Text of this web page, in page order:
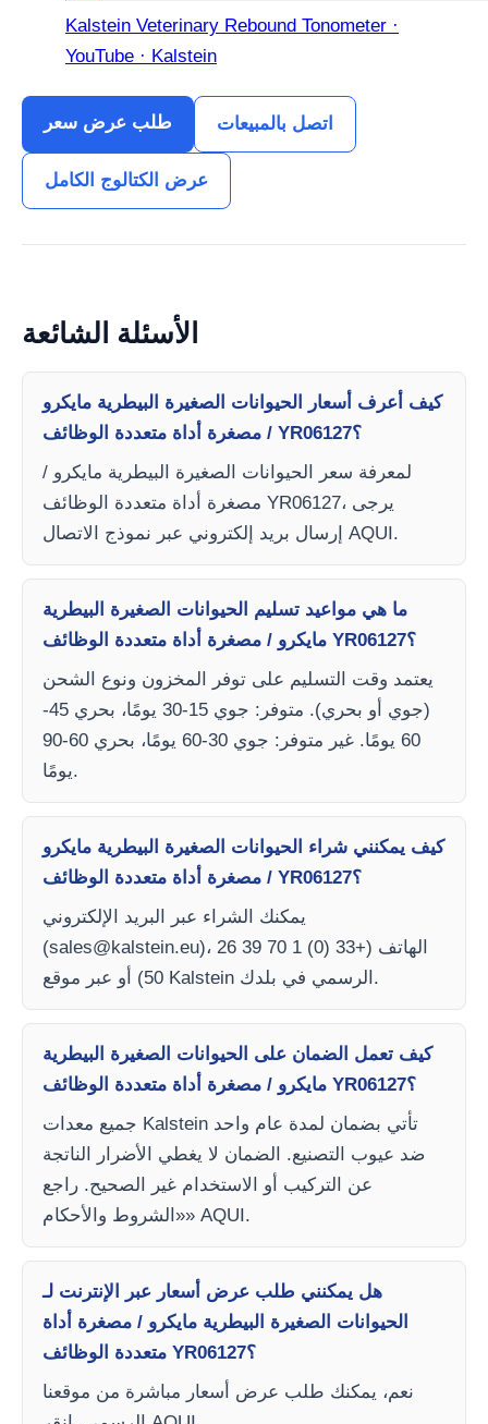
Kalstein Veterinary Rebound Tonometer ·
YouTube · Kalstein
طلب عرض سعر اتصل بالمبيعات
عرض الكتالوج الكامل
الأسئلة الشائعة
كيف أعرف أسعار الحيوانات الصغيرة البيطرية مايكرو
/ مصغرة أداة متعددة الوظائف YR06127؟
لمعرفة سعر الحيوانات الصغيرة البيطرية مايكرو /
مصغرة أداة متعددة الوظائف YR06127، يرجى
إرسال بريد إلكتروني عبر نموذج الاتصال AQUI.
ما هي مواعيد تسليم الحيوانات الصغيرة البيطرية
مايكرو / مصغرة أداة متعددة الوظائف YR06127؟
يعتمد وقت التسليم على توفر المخزون ونوع الشحن
(جوي أو بحري). متوفر: جوي 15-30 يومًا، بحري 45-
60 يومًا. غير متوفر: جوي 30-60 يومًا، بحري 60-90
يومًا.
كيف يمكنني شراء الحيوانات الصغيرة البيطرية مايكرو
/ مصغرة أداة متعددة الوظائف YR06127؟
يمكنك الشراء عبر البريد الإلكتروني
(sales@kalstein.eu)، الهاتف (+33 (0) 1 70 39 26
50) أو عبر موقع Kalstein الرسمي في بلدك.
كيف تعمل الضمان على الحيوانات الصغيرة البيطرية
مايكرو / مصغرة أداة متعددة الوظائف YR06127؟
جميع معدات Kalstein تأتي بضمان لمدة عام واحد
ضد عيوب التصنيع. الضمان لا يغطي الأضرار الناتجة
عن التركيب أو الاستخدام غير الصحيح. راجع
«الشروط والأحكام» AQUI.
هل يمكنني طلب عرض أسعار عبر الإنترنت لـ
الحيوانات الصغيرة البيطرية مايكرو / مصغرة أداة
متعددة الوظائف YR06127؟
نعم، يمكنك طلب عرض أسعار مباشرة من موقعنا